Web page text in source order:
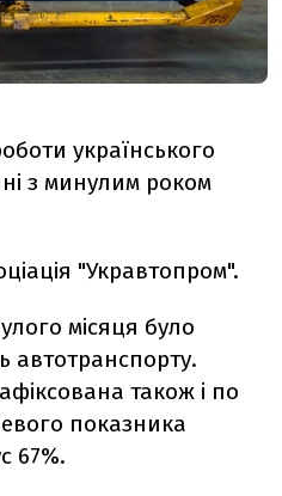
українського
з минулим роком
"Укравтопром".
місяця було
автотранспорту.
також і по
показника
67%.